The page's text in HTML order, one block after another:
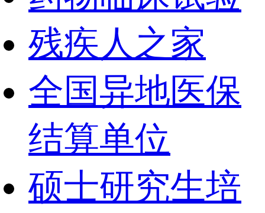
残疾人之家
全国异地医保
结算单位
硕士研究生培